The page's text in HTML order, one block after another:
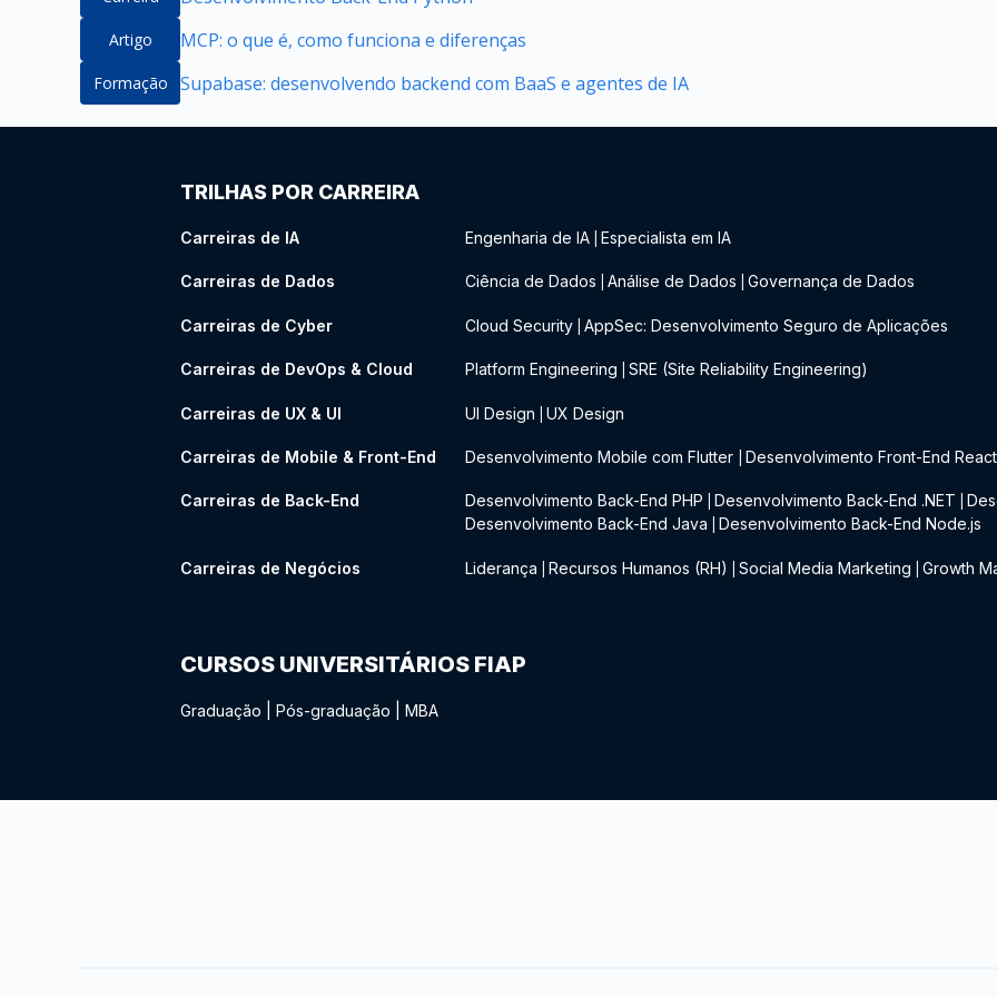
Artigo MCP: o que é, como funciona e diferenças
Formação Supabase: desenvolvendo backend com BaaS e agentes de IA
TRILHAS POR CARREIRA
Carreiras de IA Engenharia de IA Especialista em IA
Carreiras de Dados Ciência de Dados Análise de Dados Governança de Dados
Carreiras de Cyber Cloud Security AppSec: Desenvolvimento Seguro de Aplicações
Carreiras de DevOps & Cloud Platform Engineering SRE (Site Reliability Engineering)
Carreiras de UX & UI UI Design UX Design
Carreiras de Mobile & Front-End Desenvolvimento Mobile com Flutter Desenvolvimento Front-End React
Carreiras de Back-End Desenvolvimento Back-End PHP Desenvolvimento Back-End .NET
Desenvolvimento Back-End Java
Desenvolvimento Back-End Node.js
Carreiras de Negócios Liderança Recursos Humanos (RH) Social Media Marketing Growth
CURSOS UNIVERSITÁRIOS FIAP
Graduação Pós-graduação MBA